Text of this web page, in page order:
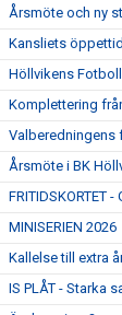
Årsmöte och ny
Kansliets
Höllvikens
Komplettering
Valberedningens
Årsmöte i BK
FRITIDSKORTET -
MINISERIEN 2026
Kallelse till extra
IS PLÅT - Starka